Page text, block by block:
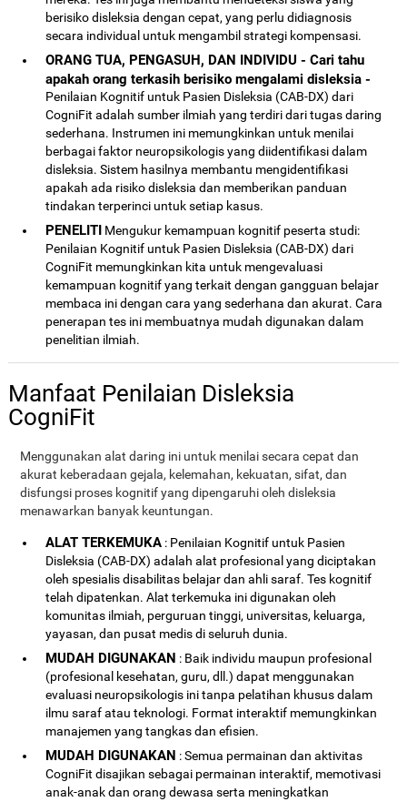
berisiko disleksia dengan cepat, yang perlu didiagnosis
secara individual untuk mengambil strategi kompensasi.
ORANG TUA, PENGASUH, DAN INDIVIDU - Cari tahu
apakah orang terkasih berisiko mengalami disleksia -
Penilaian Kognitif untuk Pasien Disleksia (CAB-DX) dari
CogniFit adalah sumber ilmiah yang terdiri dari tugas daring
sederhana. Instrumen ini memungkinkan untuk menilai
berbagai faktor neuropsikologis yang diidentifikasi dalam
disleksia. Sistem hasilnya membantu mengidentifikasi
apakah ada risiko disleksia dan memberikan panduan
tindakan terperinci untuk setiap kasus.
PENELITI Mengukur kemampuan kognitif peserta studi:
Penilaian Kognitif untuk Pasien Disleksia (CAB-DX) dari
CogniFit memungkinkan kita untuk mengevaluasi
kemampuan kognitif yang terkait dengan gangguan belajar
membaca ini dengan cara yang sederhana dan akurat. Cara
penerapan tes ini membuatnya mudah digunakan dalam
penelitian ilmiah.
Manfaat Penilaian Disleksia
CogniFit
Menggunakan alat daring ini untuk menilai secara cepat dan
akurat keberadaan gejala, kelemahan, kekuatan, sifat, dan
disfungsi proses kognitif yang dipengaruhi oleh disleksia
menawarkan banyak keuntungan.
ALAT TERKEMUKA : Penilaian Kognitif untuk Pasien
Disleksia (CAB-DX) adalah alat profesional yang diciptakan
oleh spesialis disabilitas belajar dan ahli saraf. Tes kognitif
telah dipatenkan. Alat terkemuka ini digunakan oleh
komunitas ilmiah, perguruan tinggi, universitas, keluarga,
yayasan, dan pusat medis di seluruh dunia.
MUDAH DIGUNAKAN : Baik individu maupun profesional
(profesional kesehatan, guru, dll.) dapat menggunakan
evaluasi neuropsikologis ini tanpa pelatihan khusus dalam
ilmu saraf atau teknologi. Format interaktif memungkinkan
manajemen yang tangkas dan efisien.
MUDAH DIGUNAKAN : Semua permainan dan aktivitas
CogniFit disajikan sebagai permainan interaktif, memotivasi
anak-anak dan orang dewasa serta meningkatkan